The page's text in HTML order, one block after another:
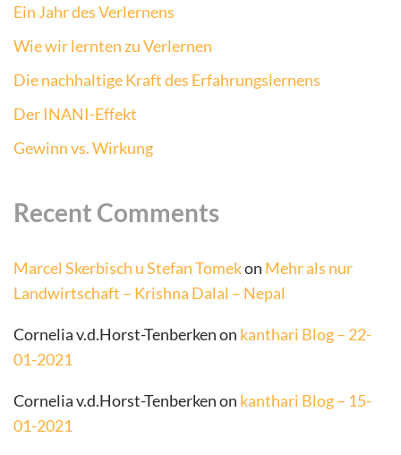
Ein Jahr des Verlernens
Wie wir lernten zu Verlernen
Die nachhaltige Kraft des Erfahrungslernens
Der INANI-Effekt
Gewinn vs. Wirkung
Recent Comments
Marcel Skerbisch u Stefan Tomekon Mehr als nur
Landwirtschaft – Krishna Dalal – Nepal
Cornelia v.d.Horst-Tenberkenon kanthari Blog – 22-
01-2021
Cornelia v.d.Horst-Tenberkenon kanthari Blog – 15-
01-2021